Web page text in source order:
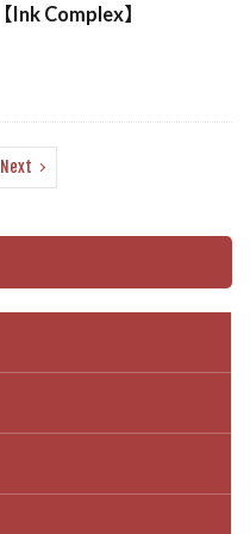
【Ink Complex】
Next